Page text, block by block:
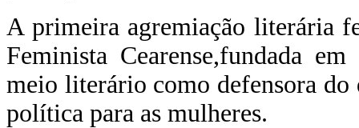
A primeira agremiação literária
Feminista Cearense,fundada
meio literário como defensora do
política para as mulheres.